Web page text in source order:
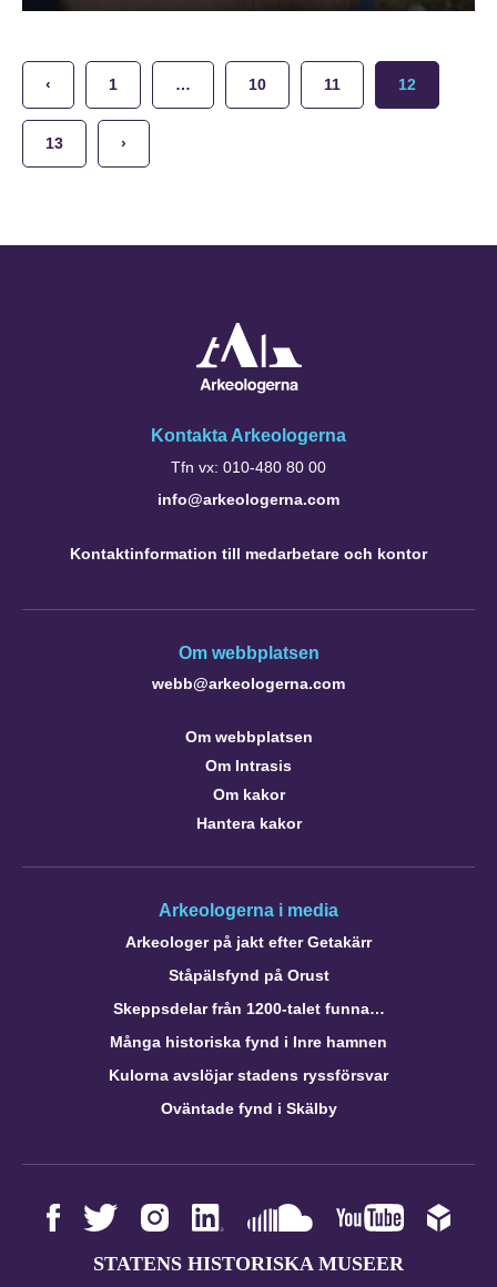
‹ 1 … 10 11 12
13 ›
Kontakta Arkeologerna
Tfn vx: 010-480 80 00
info@arkeologerna.com
Kontaktinformation till medarbetare och kontor
Om webbplatsen
webb@arkeologerna.com
Om webbplatsen
Om Intrasis
Om kakor
Hantera kakor
Arkeologerna i media
Arkeologer på jakt efter Getakärr
Ståpälsfynd på Orust
Skeppsdelar från 1200-talet funna…
Många historiska fynd i Inre hamnen
Kulorna avslöjar stadens ryssförsvar
Oväntade fynd i Skälby
STATENS HISTORISKA MUSEER